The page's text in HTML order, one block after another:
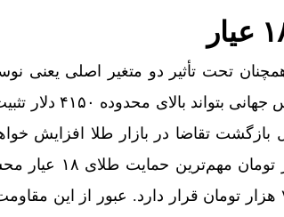
معتقدند روند طلای ۱۸ عیار همچنان تحت تأثیر دو متغیر اصلی
قیمت انس جهانی طلا قرار دارد.
بازگشت تقاضا در بازار طلا افزایش
تکنیکال، محدوده ۱۷ میلیون
مقاومت نخست نیز در ۱۸ میلیون و ۷۰۰ هزار تومان قرار دارد. عبور